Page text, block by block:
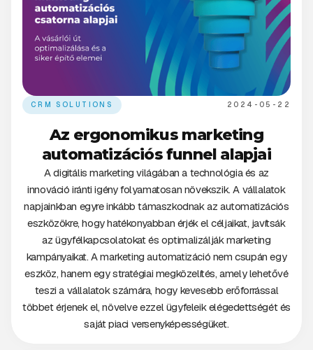
CRM SOLUTIONS 2024-05-22
Az ergonomikus marketing
automatizációs funnel alapjai
A digitális marketing világában a technológia és az
innováció iránti igény folyamatosan növekszik. A vállalatok
napjainkban egyre inkább támaszkodnak az automatizációs
eszközökre, hogy hatékonyabban érjék el céljaikat, javítsák
az ügyfélkapcsolatokat és optimalizálják marketing
kampányaikat. A marketing automatizáció nem csupán egy
eszköz, hanem egy stratégiai megközelítés, amely lehetővé
teszi a vállalatok számára, hogy kevesebb erőforrással
többet érjenek el, növelve ezzel ügyfeleik elégedettségét és
saját piaci versenyképességüket.